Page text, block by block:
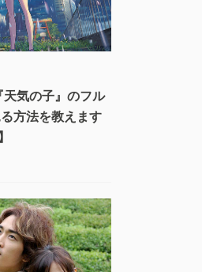
天気の子』のフル
方法を教えます